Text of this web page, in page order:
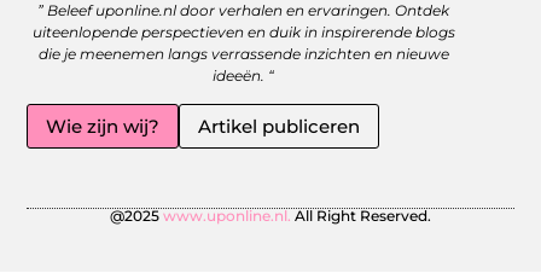
” Beleef uponline.nl door verhalen en ervaringen. Ontdek
uiteenlopende perspectieven en duik in inspirerende blogs
die je meenemen langs verrassende inzichten en nieuwe
ideeën. “
Wie zijn wij? Artikel publiceren
@2025 www.uponline.nl. All Right Reserved.